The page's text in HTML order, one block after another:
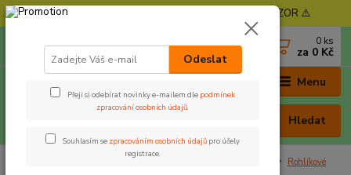
⚠️ POZOR - Objednávky expedujeme od 11. 8. - POZOR ⚠️
Menu
Hledat
0 ks
za 0 Kč
Rohlíkové
Odeslat
Přeji si odebírat novinky e-mailem dle podmínek
zpracování osobních údajů.
Souhlasím se zpracováním osobních údajů pro účely
registrace.